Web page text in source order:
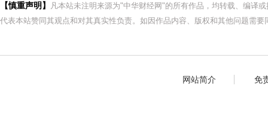
【慎重声明】
凡本站未注明来源为"中华财经网"的所有作品，均转载、编译
代表本站赞同其观点和对其真实性负责。如因作品内容、版权和其他问题需
网站简介 免